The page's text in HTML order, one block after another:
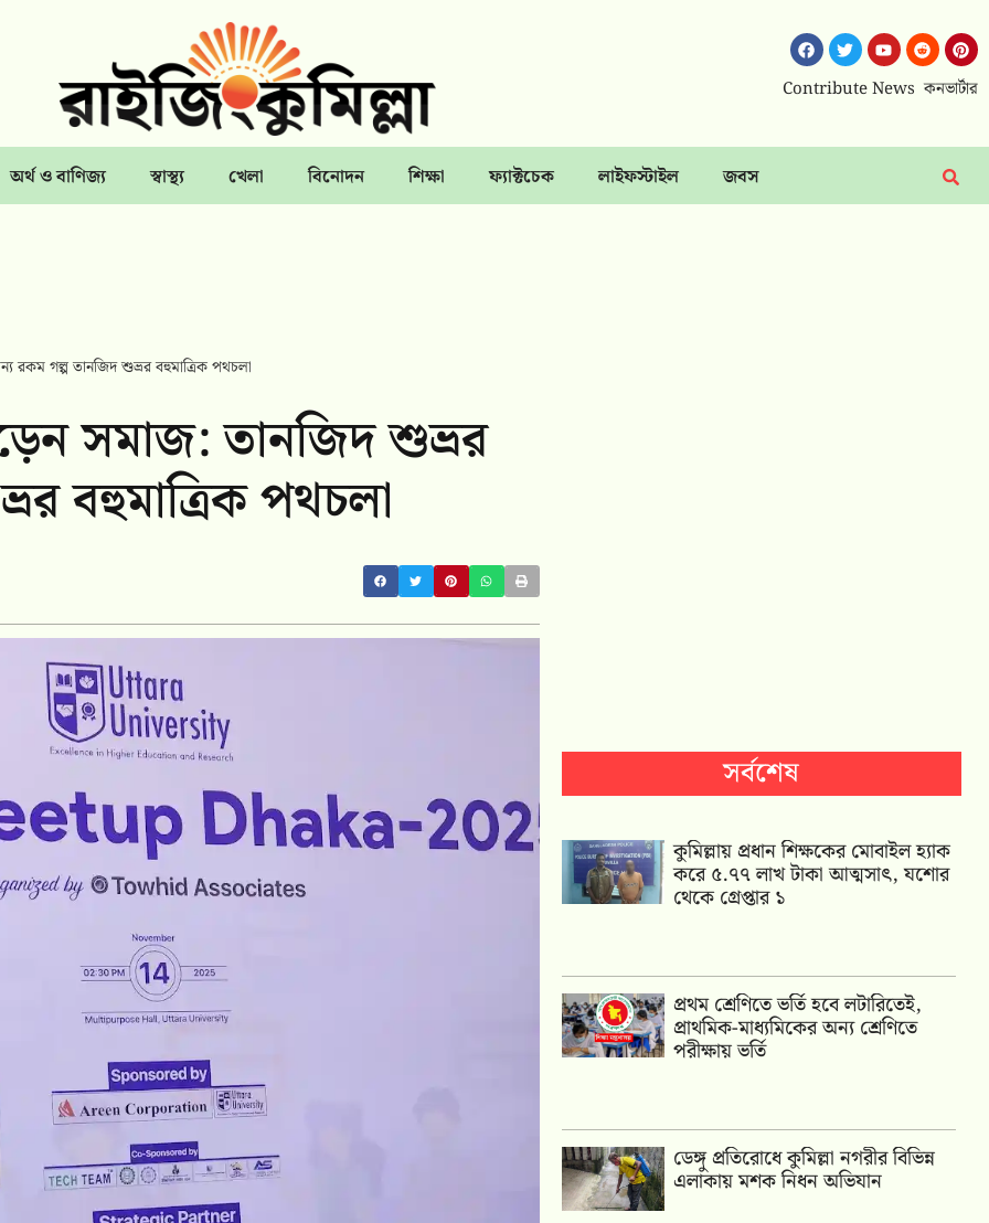
Contribute News কনভার্টার
অর্থ ও বাণিজ্য স্বাস্থ্য খেলা বিনোদন শিক্ষা ফ্যাক্টচেক লাইফস্টাইল জবস
রকম গল্প তানজিদ শুভ্রর বহুমাত্রিক পথচলা
সমাজ: তানজিদ শুভ্রর
বহুমাত্রিক পথচলা
সর্বশেষ
কুমিল্লায় প্রধান শিক্ষকের মোবাইল হ্যাক
করে ৫.৭৭ লাখ টাকা আত্মসাৎ, যশোর
থেকে গ্রেপ্তার ১
প্রথম শ্রেণিতে ভর্তি হবে লটারিতেই,
প্রাথমিক-মাধ্যমিকের অন্য শ্রেণিতে
পরীক্ষায় ভর্তি
ডেঙ্গু প্রতিরোধে কুমিল্লা নগরীর বিভিন্ন
এলাকায় মশক নিধন অভিযান